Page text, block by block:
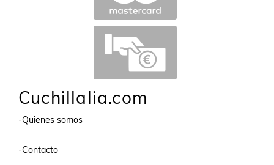
Cuchillalia.com
-Quienes somos
-Contacto